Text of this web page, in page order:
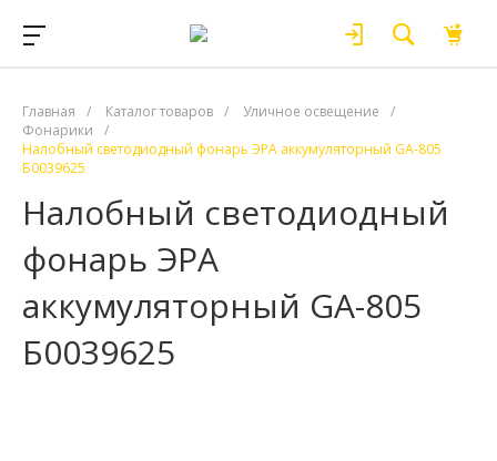
Главная / Каталог товаров / Уличное освещение
/
Фонарики
/
Налобный светодиодный фонарь ЭРА аккумуляторный GA-805
Б0039625
Налобный светодиодный
фонарь ЭРА
аккумуляторный GA-805
Б0039625